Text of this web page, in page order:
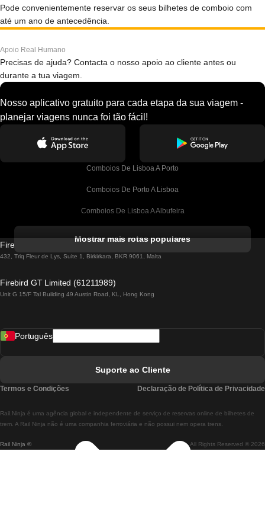
Pode convenientemente reservar os seus bilhetes de comboio com
até um ano de antecedência.
Apoio Real Humano
Precisas de ajuda? Contacta o nosso apoio ao cliente antes ou
durante a tua viagem.
Nosso aplicativo gratuito para cada etapa da sua viagem -
planejar viagens nunca foi tão fácil!
Comboios De Lisboa A Porto
Comboios De Porto A Lisboa
Comboios De Lisboa A Albufeira
Comboios De Lisboa A Lagos
Comboios De Lisboa A Madrid
Comboios De Lisboa A Braga
Comboios De Braga A Lisboa
Mostrar mais rotas populares
Firebird GT Limited (OC 1451)
432, Triq Fleur de Lys, Suite 1, Birkirkara, BKR 9061, Malta
Firebird GT Limited (61211989)
Unit G 15/F Tal Building 49 Austin Road, KL, Hong Kong
Rail Ninja ® All Rights Reserved © 2026
Rail.Ninja é uma agência global e independente de serviço de reservas online de bilhetes de
trem. A Rail Ninja não é uma companhia ferroviária e não possui nem opera trens.
Português
Suporte ao Cliente
Termos e Condições Declaração de Política de Privacidade